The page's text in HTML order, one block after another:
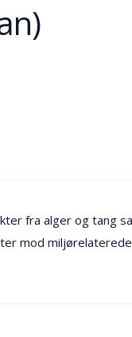
fra alger og tang
mod